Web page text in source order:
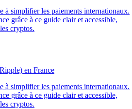
à simplifier les paiements internationaux.
grâce à ce guide clair et accessible,
cryptos.
en France
à simplifier les paiements internationaux.
grâce à ce guide clair et accessible,
cryptos.